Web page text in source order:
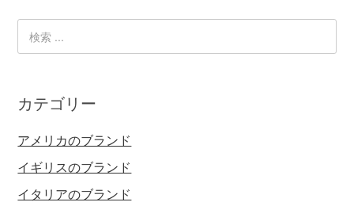
カテゴリー
アメリカのブランド
イギリスのブランド
イタリアのブランド